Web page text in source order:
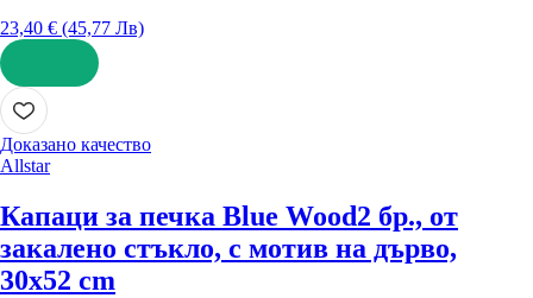
23,40 € (45,77 Лв)
ДОБАВИ
Доказано качество
Allstar
Капаци за печка Blue Wood2 бр., от
закалено стъкло, с мотив на дърво,
30x52 cm